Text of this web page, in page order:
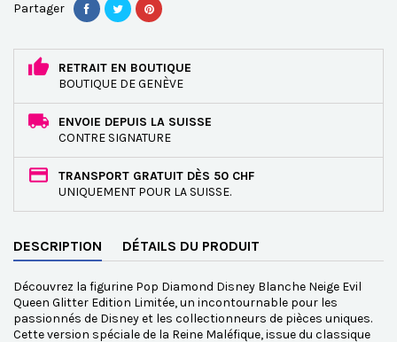
Partager
RETRAIT EN BOUTIQUE
BOUTIQUE DE GENÈVE
ENVOIE DEPUIS LA SUISSE
CONTRE SIGNATURE
TRANSPORT GRATUIT DÈS 50 CHF
UNIQUEMENT POUR LA SUISSE.
DESCRIPTION DÉTAILS DU PRODUIT
Découvrez la figurine Pop Diamond Disney Blanche Neige Evil
Queen Glitter Edition Limitée, un incontournable pour les
passionnés de Disney et les collectionneurs de pièces uniques.
Cette version spéciale de la Reine Maléfique, issue du classique